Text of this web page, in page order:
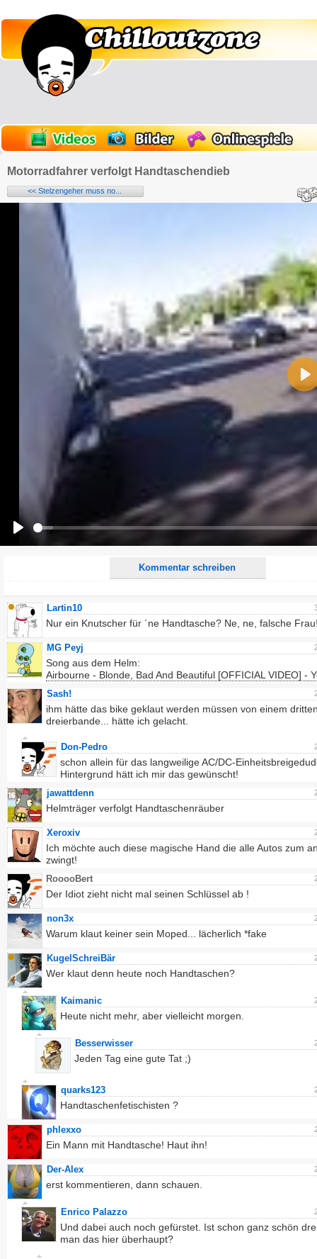
Motorradfahrer verfolgt Handtaschendieb
<< Stelzengeher muss no...
Kommentar schreiben
E-Mail-Adresse (optional):
Alle HTML-Tags außer <br>, <strike> und <i> werden aus Deinem Kommentar entfernt.
URLs werden automatisch umgewandelt. Bitte verwende "www." oder "http://" in URLs
Ich möchte eine E-Mail, wenn zu meinem Kommentar Antworten erscheinen.
Ich möchte eine E-Mail, wenn auf dieser Seite weitere Kommentare erscheinen.
Lartin10
Nur ein Knutscher für ´ne Handtasche? Ne, ne, falsche
MG Peyj
Song aus dem Helm:
Airbourne - Blonde, Bad And Beautiful [OFFICIAL VIDEO] -
Sash!
ihm hätte das bike geklaut werden müssen von einem
dreierbande... hätte ich gelacht.
Don-Pedro
schon allein für das langweilige AC/DC-
Hintergrund hätt ich mir das gewünscht!
jawattdenn
Helmträger verfolgt Handtaschenräuber
Xeroxiv
Ich möchte auch diese magische Hand die alle Autos zum
zwingt!
RooooBert
Der Idiot zieht nicht mal seinen Schlüssel ab !
non3x
Warum klaut keiner sein Moped... lächerlich *fake
KugelSchreiBär
Wer klaut denn heute noch Handtaschen?
Kaimanic
Heute nicht mehr, aber vielleicht morgen.
Besserwisser
Jeden Tag eine gute Tat ;)
quarks123
Handtaschenfetischisten ?
phlexxo
Ein Mann mit Handtasche! Haut ihn!
Der-Alex
erst kommentieren, dann schauen.
Enrico Palazzo
Und dabei auch noch gefürstet. Ist schon ganz schön
man das hier überhaupt?